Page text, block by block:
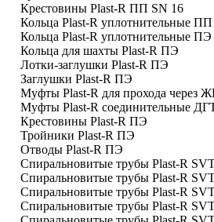
Крестовины Plast-R ПП SN 16
Кольца Plast-R уплотнительные ПП
Кольца Plast-R уплотнительные ПЭ
Кольца для шахты Plast-R ПЭ
Лотки-заглушки Plast-R ПЭ
Заглушки Plast-R ПЭ
Муфты Plast-R для прохода через
Муфты Plast-R соединительные
Крестовины Plast-R ПЭ
Тройники Plast-R ПЭ
Отводы Plast-R ПЭ
Спиральновитые трубы Plast-R
Спиральновитые трубы Plast-R
Спиральновитые трубы Plast-R
Спиральновитые трубы Plast-R